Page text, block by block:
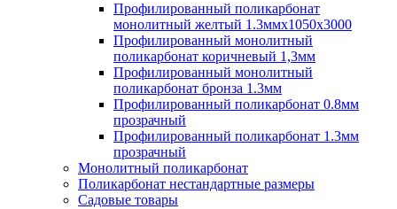
Профилированный поликарбонат
монолитный желтый 1.3ммх1050х3000
Профилированный монолитный
поликарбонат коричневый 1,3мм
Профилированный монолитный
поликарбонат бронза 1.3мм
Профилированный поликарбонат 0.8мм
прозрачный
Профилированный поликарбонат 1.3мм
прозрачный
Монолитный поликарбонат
Поликарбонат нестандартные размеры
Садовые товары